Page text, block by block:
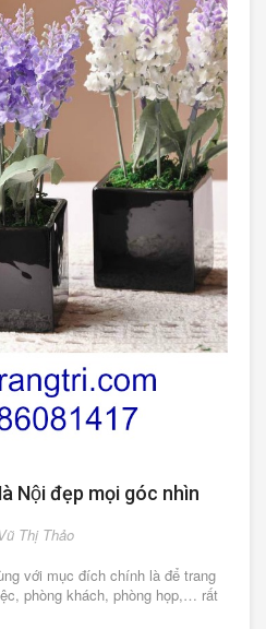
Nội đẹp mọi góc nhìn
Vũ Thị Thảo
với mục đích chính là để trang
phòng khách, phòng họp,… rất